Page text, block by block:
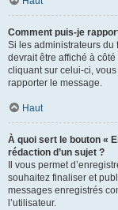
Comment puis-je
Si les administrateurs du
devrait être affiché à
cliquant sur celui-ci,
rapporter le message.
Haut
À quoi sert le bouton «
rédaction d’un sujet ?
Il vous permet
souhaitez finaliser et
messages enregistrés
l’utilisateur.